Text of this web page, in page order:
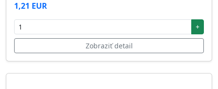
1,21 EUR
+
Zobraziť detail